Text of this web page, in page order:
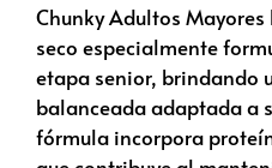
Chunky Adultos
seco especialmente
etapa senior, brindando
balanceada adaptada a
fórmula incorpora